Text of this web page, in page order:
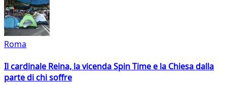
Roma
Il cardinale Reina, la vicenda Spin Time e la Chiesa dalla
parte di chi soffre